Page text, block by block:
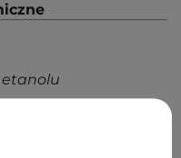
etanolu
gotowym do